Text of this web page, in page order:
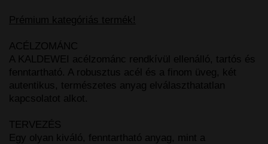
Prémium kategóriás termék!
ACÉLZOMÁNC
A KALDEWEI acélzománc rendkívül ellenálló, tartós és
fenntartható. A robusztus acél és a finom üveg, két
autentikus, természetes anyag elválaszthatatlan
kapcsolatot alkot.
TERVEZÉS
Egy olyan kiváló, fenntartható anyag, mint a